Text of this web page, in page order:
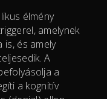
élmény
amelynek
is, és amely
A
a
a kognitív